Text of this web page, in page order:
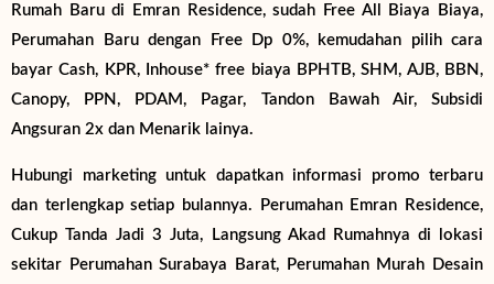
Rumah Baru di Emran Residence, sudah Free All Biaya Biaya,
Perumahan Baru dengan Free Dp 0%, kemudahan pilih cara
bayar Cash, KPR, Inhouse* free biaya BPHTB, SHM, AJB, BBN,
Canopy, PPN, PDAM, Pagar, Tandon Bawah Air, Subsidi
Angsuran 2x dan Menarik lainya.
Hubungi marketing untuk dapatkan informasi promo terbaru
dan terlengkap setiap bulannya. Perumahan Emran Residence,
Cukup Tanda Jadi 3 Juta, Langsung Akad Rumahnya di lokasi
sekitar Perumahan Surabaya Barat, Perumahan Murah Desain